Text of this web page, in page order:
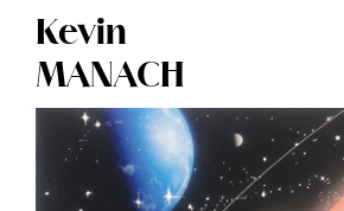
Kevin
MANACH